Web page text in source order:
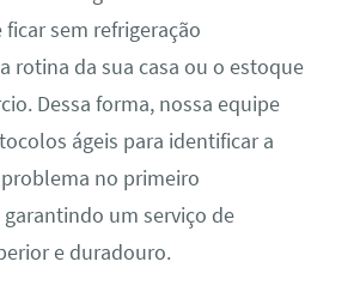
ficar sem refrigeração
rotina da sua casa ou o estoque
Dessa forma, nossa equipe
ágeis para identificar a
no primeiro
um serviço de
e duradouro.